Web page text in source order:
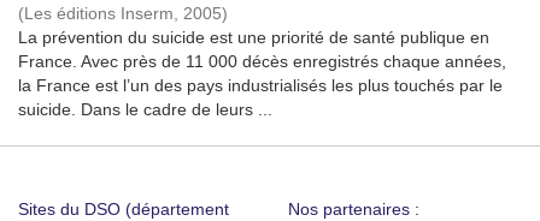
(Les éditions Inserm, 2005)
La prévention du suicide est une priorité de santé publique en
France. Avec près de 11 000 décès enregistrés chaque années,
la France est l’un des pays industrialisés les plus touchés par le
suicide. Dans le cadre de leurs ...
Sites du DSO (département
Nos partenaires :